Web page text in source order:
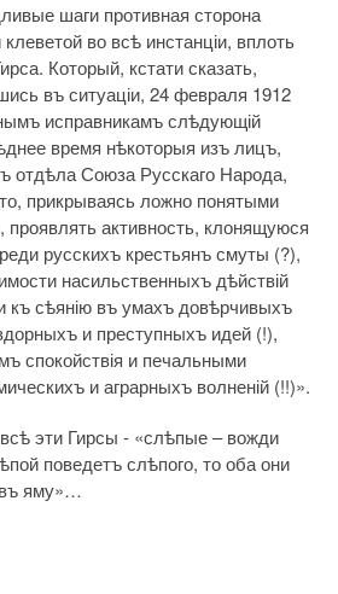
шаги противная сторона
во всѣ инстанціи, вплоть
Который, кстати сказать,
въ ситуаціи, 24 февраля 1912
исправникамъ слѣдующій
время нѣкоторыя изъ лицъ,
отдѣла Союза Русскаго Народа,
прикрываясь ложно понятыми
проявлять активность, клонящуюся
русскихъ крестьянъ смуты (?),
насильственныхъ дѣйствій
къ сѣянію въ умахъ довѣрчивыхъ
и преступныхъ идей (!),
спокойствія и печальными
и аграрныхъ волненій (!!)».
эти Гирсы - «слѣпые – вожди
поведетъ слѣпого, то оба они
яму»…